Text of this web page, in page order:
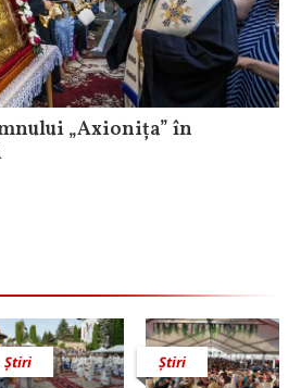
„Axionița” în
Știri Știri